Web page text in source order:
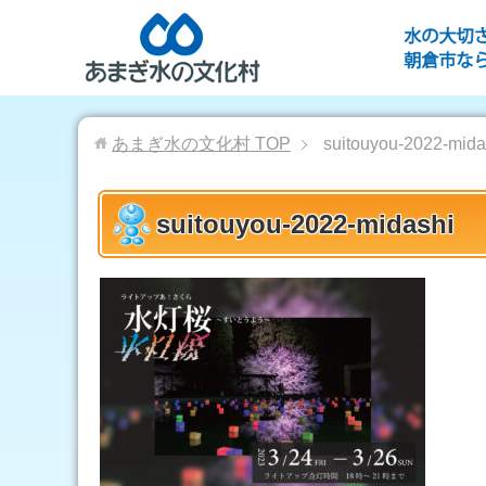
あまぎ水の文化村 TOP suitouyou-2022-
suitouyou-2022-midashi